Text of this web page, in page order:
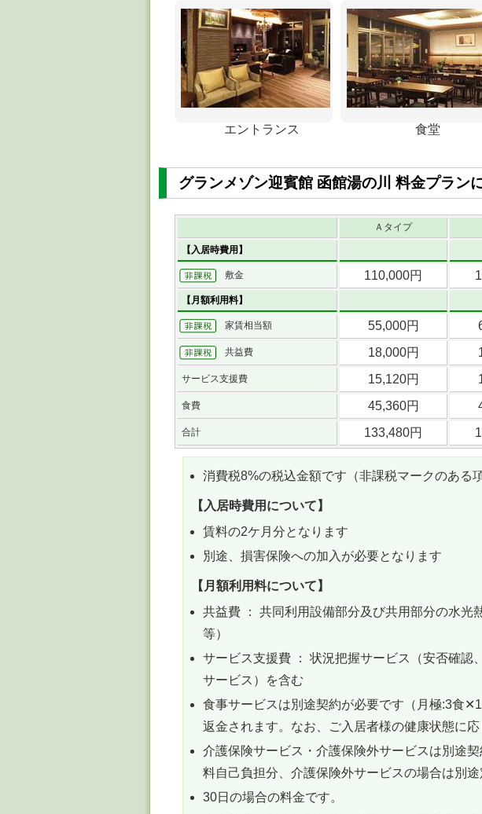
エントランス 食堂
グランメゾン迎賓館 函館湯の川 料金プラン
Ａタイプ
【入居時費用】
敷金 110,000円
【月額利用料】
家賃相当額 55,000円
共益費 18,000円
サービス支援費 15,120円
食費 45,360円
合計 133,480円
消費税8%の税込金額です（非課税マークのある
【入居時費用について】
賃料の2ケ月分となります
別途、損害保険への加入が必要となります
【月額利用料について】
共益費 ： 共同利用設備部分及び共用部分の水
等）
サービス支援費 ： 状況把握サービス（安否確認
サービス）を含む
食事サービスは別途契約が必要です（月極:3食
返金されます。なお、ご入居者様の健康状態に
介護保険サービス・介護保険外サービスは別途
料自己負担分、介護保険外サービスの場合は別
30日の場合の料金です。